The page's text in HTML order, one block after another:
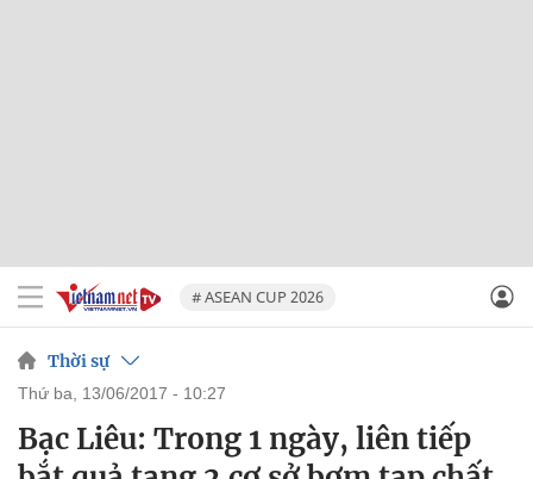
# ASEAN CUP 2026
Thời sự
thứ ba, 13/06/2017 - 10:27
Bạc Liêu: Trong 1 ngày, liên tiếp